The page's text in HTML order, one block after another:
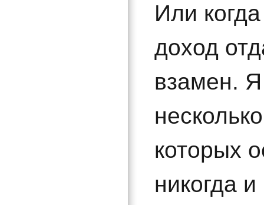
Или
доход
взамен.
которых
никогда